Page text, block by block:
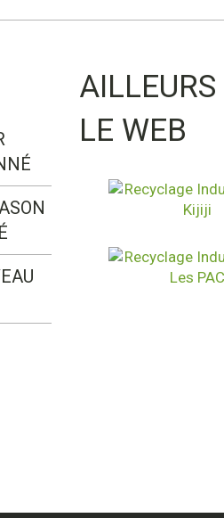
AILLEURS
LE WEB